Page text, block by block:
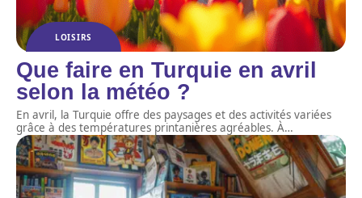
LOISIRS
Que faire en Turquie en avril
selon la météo ?
En avril, la Turquie offre des paysages et des activités variées
grâce à des températures printanières agréables. À…